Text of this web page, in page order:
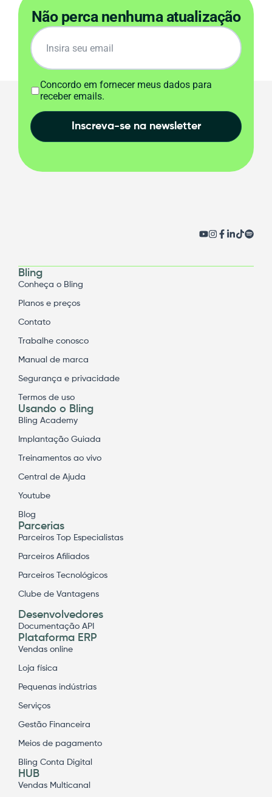
Não perca nenhuma atualização
Concordo em fornecer meus dados para
receber emails.
Inscreva-se na newsletter
Bling
Conheça o Bling
Planos e preços
Contato
Trabalhe conosco
Manual de marca
Segurança e privacidade
Termos de uso
Usando o Bling
Bling Academy
Implantação Guiada
Treinamentos ao vivo
Central de Ajuda
Youtube
Blog
Parcerias
Parceiros Top Especialistas
Parceiros Afiliados
Parceiros Tecnológicos
Clube de Vantagens
Desenvolvedores
Documentação API
Plataforma ERP
Vendas online
Loja física
Pequenas indústrias
Serviços
Gestão Financeira
Meios de pagamento
Bling Conta Digital
HUB
Vendas Multicanal